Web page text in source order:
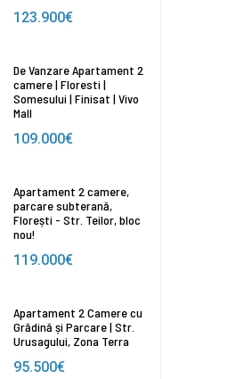
123.900€
De Vanzare Apartament 2
camere | Floresti |
Somesului | Finisat | Vivo
Mall
109.000€
Apartament 2 camere,
parcare subterană,
Florești - Str. Teilor, bloc
nou!
119.000€
Apartament 2 Camere cu
Grădină și Parcare | Str.
Urusagului, Zona Terra
95.500€